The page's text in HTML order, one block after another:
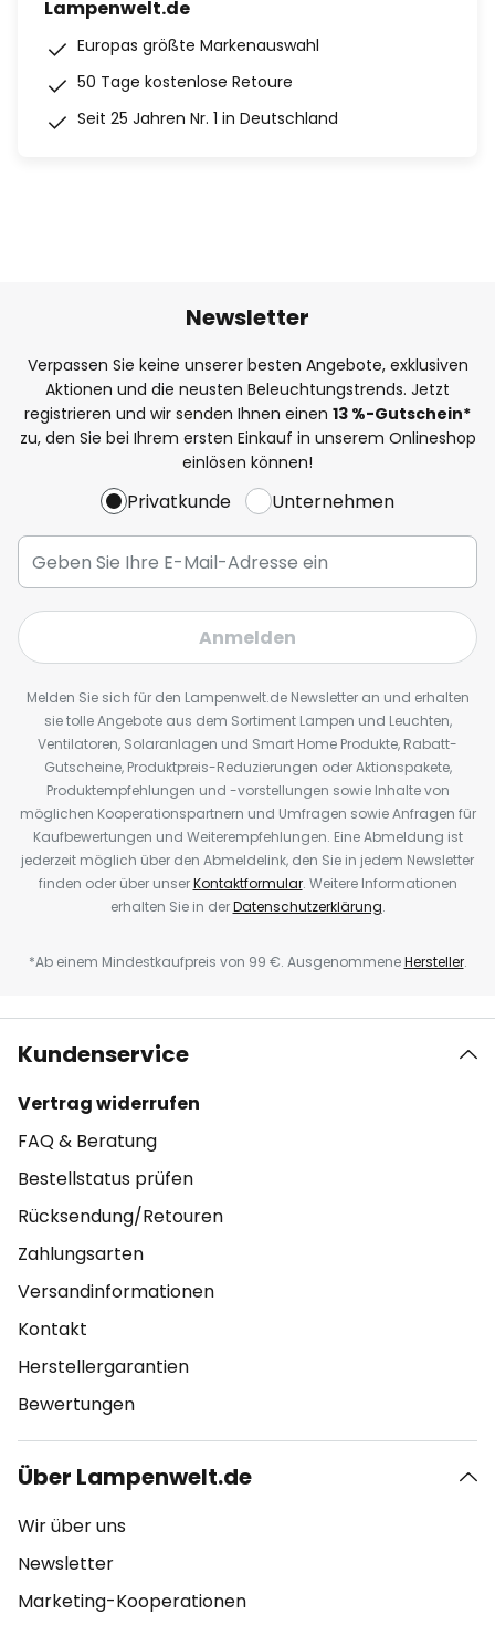
Lampenwelt.de
Europas größte Markenauswahl
50 Tage kostenlose Retoure
Seit 25 Jahren Nr. 1 in Deutschland
Newsletter
Verpassen Sie keine unserer besten Angebote, exklusiven
Aktionen und die neusten Beleuchtungstrends. Jetzt
registrieren und wir senden Ihnen einen 13 %-Gutschein*
zu, den Sie bei Ihrem ersten Einkauf in unserem Onlineshop
einlösen können!
Privatkunde Unternehmen
Anmelden
Melden Sie sich für den Lampenwelt.de Newsletter an und erhalten
sie tolle Angebote aus dem Sortiment Lampen und Leuchten,
Ventilatoren, Solaranlagen und Smart Home Produkte, Rabatt-
Gutscheine, Produktpreis-Reduzierungen oder Aktionspakete,
Produktempfehlungen und -vorstellungen sowie Inhalte von
möglichen Kooperationspartnern und Umfragen sowie Anfragen für
Kaufbewertungen und Weiterempfehlungen. Eine Abmeldung ist
jederzeit möglich über den Abmeldelink, den Sie in jedem Newsletter
finden oder über unserKontaktformular. Weitere Informationen
erhalten Sie in derDatenschutzerklärung.
*Ab einem Mindestkaufpreis von 99 €. AusgenommeneHersteller.
Kundenservice
Vertrag widerrufen
FAQ & Beratung
Bestellstatus prüfen
Rücksendung/Retouren
Zahlungsarten
Versandinformationen
Kontakt
Herstellergarantien
Bewertungen
Über Lampenwelt.de
Wir über uns
Newsletter
Marketing-Kooperationen